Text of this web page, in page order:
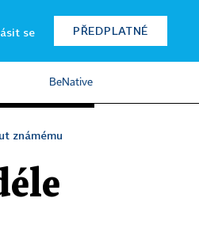
se PŘEDPLATNÉ
BeNative
známému